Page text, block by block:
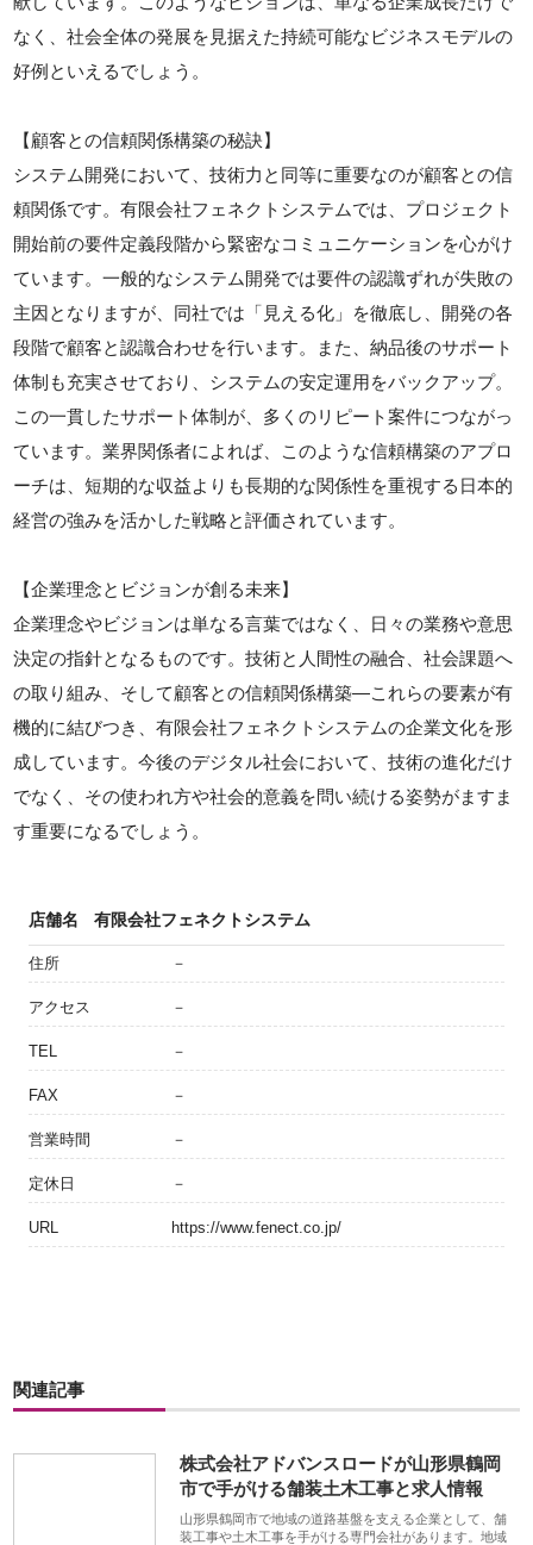
なく、社会全体の発展を見据えた持続可能なビジネスモデルの
好例といえるでしょう。
【顧客との信頼関係構築の秘訣】
システム開発において、技術力と同等に重要なのが顧客との信
頼関係です。有限会社フェネクトシステムでは、プロジェクト
開始前の要件定義段階から緊密なコミュニケーションを心がけ
ています。一般的なシステム開発では要件の認識ずれが失敗の
主因となりますが、同社では「見える化」を徹底し、開発の各
段階で顧客と認識合わせを行います。また、納品後のサポート
体制も充実させており、システムの安定運用をバックアップ。
この一貫したサポート体制が、多くのリピート案件につながっ
ています。業界関係者によれば、このような信頼構築のアプロ
ーチは、短期的な収益よりも長期的な関係性を重視する日本的
経営の強みを活かした戦略と評価されています。
【企業理念とビジョンが創る未来】
企業理念やビジョンは単なる言葉ではなく、日々の業務や意思
決定の指針となるものです。技術と人間性の融合、社会課題へ
の取り組み、そして顧客との信頼関係構築—これらの要素が有
機的に結びつき、有限会社フェネクトシステムの企業文化を形
成しています。今後のデジタル社会において、技術の進化だけ
でなく、その使われ方や社会的意義を問い続ける姿勢がますま
す重要になるでしょう。
店舗名 有限会社フェネクトシステム
住所 －
アクセス －
TEL －
FAX －
営業時間 －
定休日 －
URL https://www.fenect.co.jp/
関連記事
株式会社アドバンスロードが山形県鶴岡
市で手がける舗装土木工事と求人情報
山形県鶴岡市で地域の道路基盤を支える企業として、舗
装工事や土木工事を手がける専門会社があります。地域